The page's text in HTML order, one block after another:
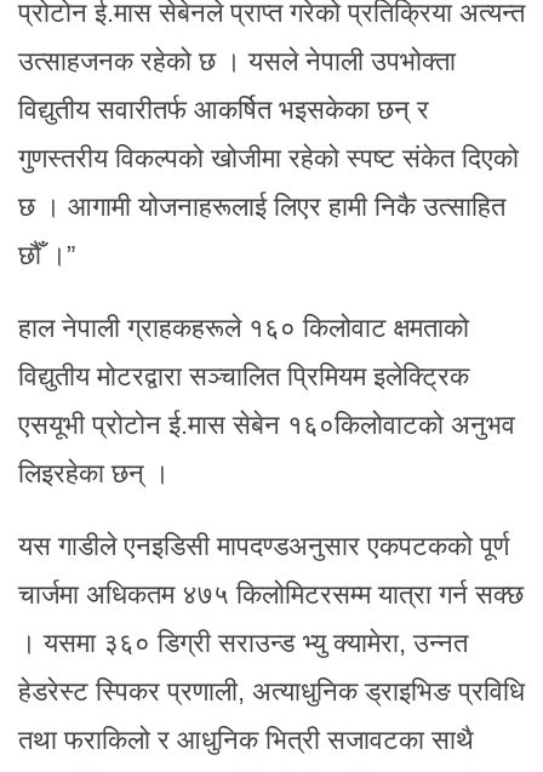
प्रोटोन ई.मास सेबेनले प्राप्त गरेको प्रतिक्रिया अत्यन्त
उत्साहजनक रहेको छ । यसले नेपाली उपभोक्ता
विद्युतीय सवारीतर्फ आकर्षित भइसकेका छन् र
गुणस्तरीय विकल्पको खोजीमा रहेको स्पष्ट संकेत दिएको
छ । आगामी योजनाहरूलाई लिएर हामी निकै उत्साहित
छौँ ।”
हाल नेपाली ग्राहकहरूले १६० किलोवाट क्षमताको
विद्युतीय मोटरद्वारा सञ्चालित प्रिमियम इलेक्ट्रिक
एसयूभी प्रोटोन ई.मास सेबेन १६०किलोवाटको अनुभव
लिइरहेका छन् ।
यस गाडीले एनइडिसी मापदण्डअनुसार एकपटकको पूर्ण
चार्जमा अधिकतम ४७५ किलोमिटरसम्म यात्रा गर्न सक्छ
। यसमा ३६० डिग्री सराउन्ड भ्यु क्यामेरा, उन्नत
हेडरेस्ट स्पिकर प्रणाली, अत्याधुनिक ड्राइभिङ प्रविधि
तथा फराकिलो र आधुनिक भित्री सजावटका साथै